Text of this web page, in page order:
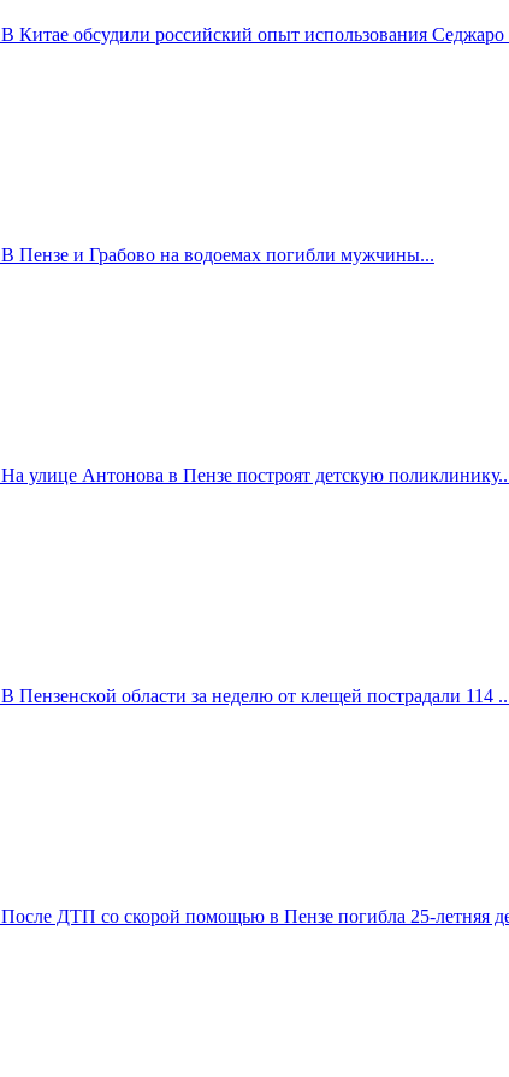
В Китае обсудили российский опыт использования Седжаро
В Пензе и Грабово на водоемах погибли мужчины...
На улице Антонова в Пензе построят детскую
В Пензенской области за неделю от клещей пострадали 114
После ДТП со скорой помощью в Пензе погибла 25-летняя